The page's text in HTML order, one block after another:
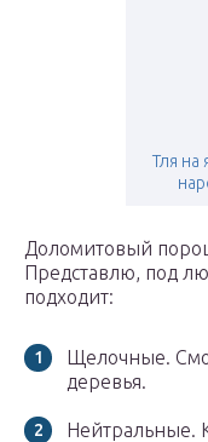
Тля на
Доломитовый
Представлю, под
подходит:
Щелочные.
деревья.
Нейтральные.